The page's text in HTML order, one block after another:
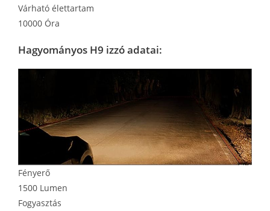
Várható élettartam
10000 Óra
Hagyományos H9 izzó adatai:
Fényerő
1500 Lumen
Fogyasztás